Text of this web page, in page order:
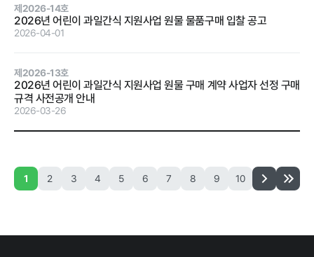
과
감사결과 조
보도자료
제2026-14호
2026년 어린이 과일간식 지원사업 원물 물품구매 입찰 공고
2026-04-01
제2026-13호
2026년 어린이 과일간식 지원사업 원물 구매 계약 사업자 선정 구매
규격 사전공개 안내
2026-03-26
1 2 3 4 5 6 7 8 9 10